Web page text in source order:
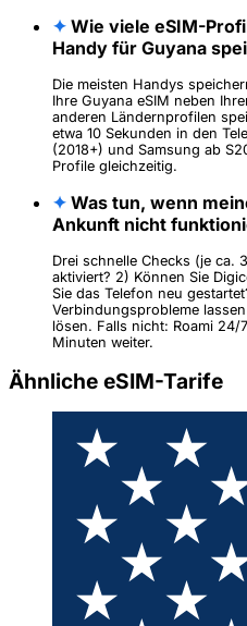
✦ Wie viele eSIM-
Handy für Guyana
Die meisten Handys
Ihre Guyana eSIM neben
anderen Ländernprofilen
etwa 10 Sekunden in den
(2018+) und Samsung ab
Profile gleichzeitig.
✦ Was tun, wenn
Ankunft nicht
Drei schnelle Checks (je ca.
aktiviert? 2) Können Sie
Sie das Telefon neu
Verbindungsprobleme
lösen. Falls nicht: Roami
Minuten weiter.
Ähnliche eSIM-Tarife